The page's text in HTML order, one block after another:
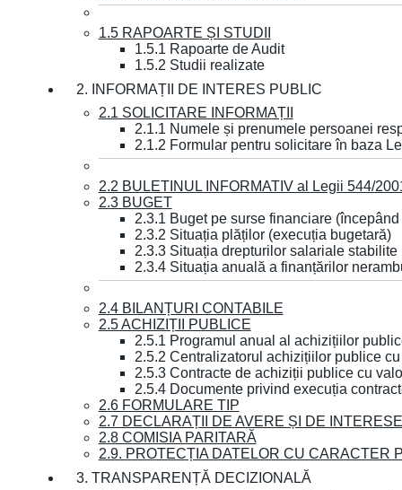
1.5 RAPOARTE ȘI STUDII
1.5.1 Rapoarte de Audit
1.5.2 Studii realizate
2. INFORMAȚII DE INTERES PUBLIC
2.1 SOLICITARE INFORMAȚII
2.1.1 Numele și prenumele persoanei
2.1.2 Formular pentru solicitare în baza
2.2 BULETINUL INFORMATIV al Legii 544/
2.3 BUGET
2.3.1 Buget pe surse financiare
2.3.2 Situația plăților (execuția bugetară)
2.3.3 Situația drepturilor salariale
2.3.4 Situația anuală a finanțărilor
2.4 BILANȚURI CONTABILE
2.5 ACHIZIȚII PUBLICE
2.5.1 Programul anual al achizițiilor
2.5.2 Centralizatorul achizițiilor publice
2.5.3 Contracte de achiziții publice cu
2.5.4 Documente privind execuția
2.6 FORMULARE TIP
2.7 DECLARAȚII DE AVERE ȘI DE INTERESE
2.8 COMISIA PARITARĂ
2.9. PROTECȚIA DATELOR CU CARACTER
3. TRANSPARENȚĂ DECIZIONALĂ